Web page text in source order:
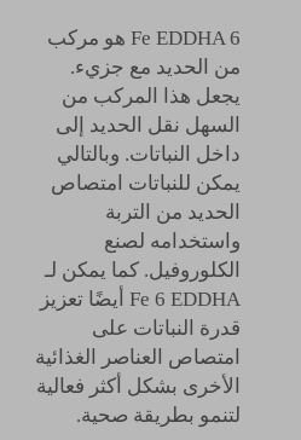
Fe EDDHA 6 هو مركب
من الحديد مع جزيء.
يجعل هذا المركب من
السهل نقل الحديد إلى
داخل النباتات. وبالتالي
يمكن للنباتات امتصاص
الحديد من التربة
واستخدامه لصنع
الكلوروفيل. كما يمكن لـ
Fe 6 EDDHA أيضًا تعزيز
قدرة النباتات على
امتصاص العناصر الغذائية
الأخرى بشكل أكثر فعالية
لتنمو بطريقة صحية.